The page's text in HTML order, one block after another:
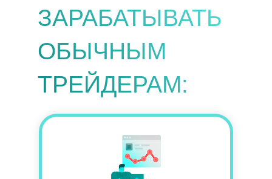
ЗАРАБАТЫВАТЬ
ОБЫЧНЫМ
ТРЕЙДЕРАМ: